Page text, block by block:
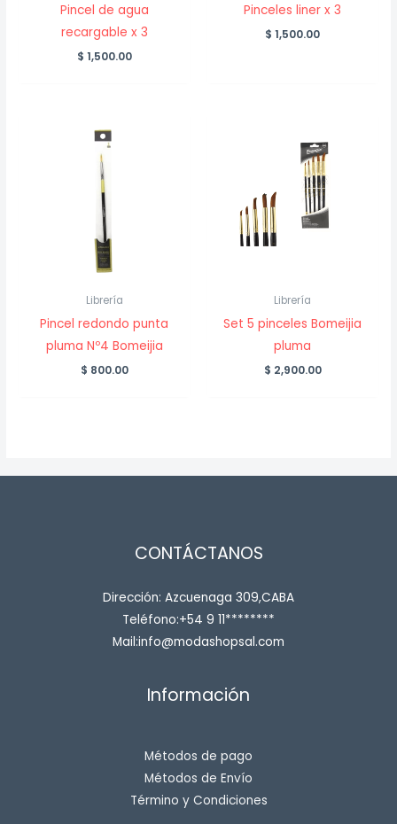
Pincel de agua
recargable x 3
$ 1,500.00
Pinceles liner x 3
$ 1,500.00
Librería
Pincel redondo punta
pluma Nº4 Bomeijia
$ 800.00
Librería
Set 5 pinceles Bomeijia
pluma
$ 2,900.00
CONTÁCTANOS
Dirección: Azcuenaga 309,CABA
Teléfono:+54 9 11********
Mail:info@modashopsal.com
Información
Métodos de pago
Métodos de Envío
Término y Condiciones